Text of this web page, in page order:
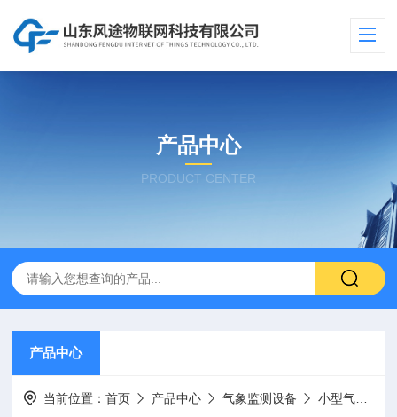
产品中心
PRODUCT CENTER
产品中心
当前位置：首页 产品中心 气象监测设备 小型气象站